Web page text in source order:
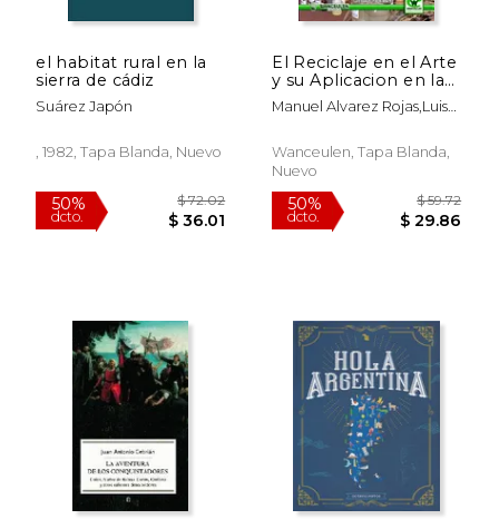
15%
dcto.
el habitat rural en la
sierra de cádiz
Suárez Japón
, 1982, Tapa Blanda, Nuevo
El Reciclaje en el Arte
y su Aplicacion en la
Educacion Secundari
a Obligatoria
Manuel Alvarez Rojas,Luis
Wanceulen, Tapa Blanda,
Nuevo